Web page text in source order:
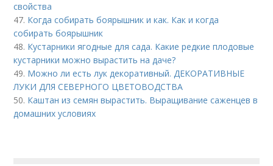
свойства
47. Когда собирать боярышник и как. Как и когда
собирать боярышник
48. Кустарники ягодные для сада. Какие редкие плодовые
кустарники можно вырастить на даче?
49. Можно ли есть лук декоративный. ДЕКОРАТИВНЫЕ
ЛУКИ ДЛЯ СЕВЕРНОГО ЦВЕТОВОДСТВА
50. Каштан из семян вырастить. Выращивание саженцев в
домашних условиях